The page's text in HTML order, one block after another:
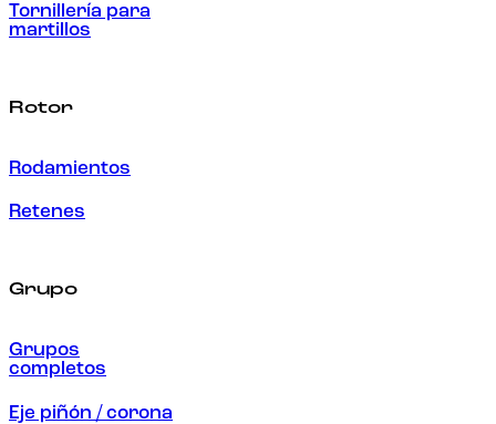
Tornillería para
martillos
Rotor
Rodamientos
Retenes
Grupo
Grupos
completos
Eje piñón / corona